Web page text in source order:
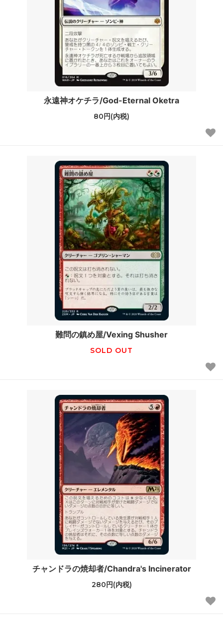
永遠神オケチラ/God-Eternal Oketra
80円(内税)
難問の鎮め屋/Vexing Shusher
SOLD OUT
チャンドラの焼却者/Chandra's Incinerator
280円(内税)